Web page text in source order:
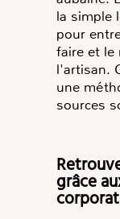
la simple
pour
faire et le
l'artisan.
une
sources
Retrouver ses ancêtres artisans
grâce